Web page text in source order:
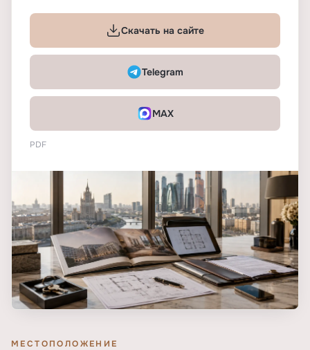
Скачать на сайте
Telegram
MAX
PDF
МЕСТОПОЛОЖЕНИЕ